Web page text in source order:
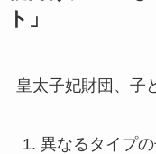
ト」
皇太子妃財団、子
異なるタイプ